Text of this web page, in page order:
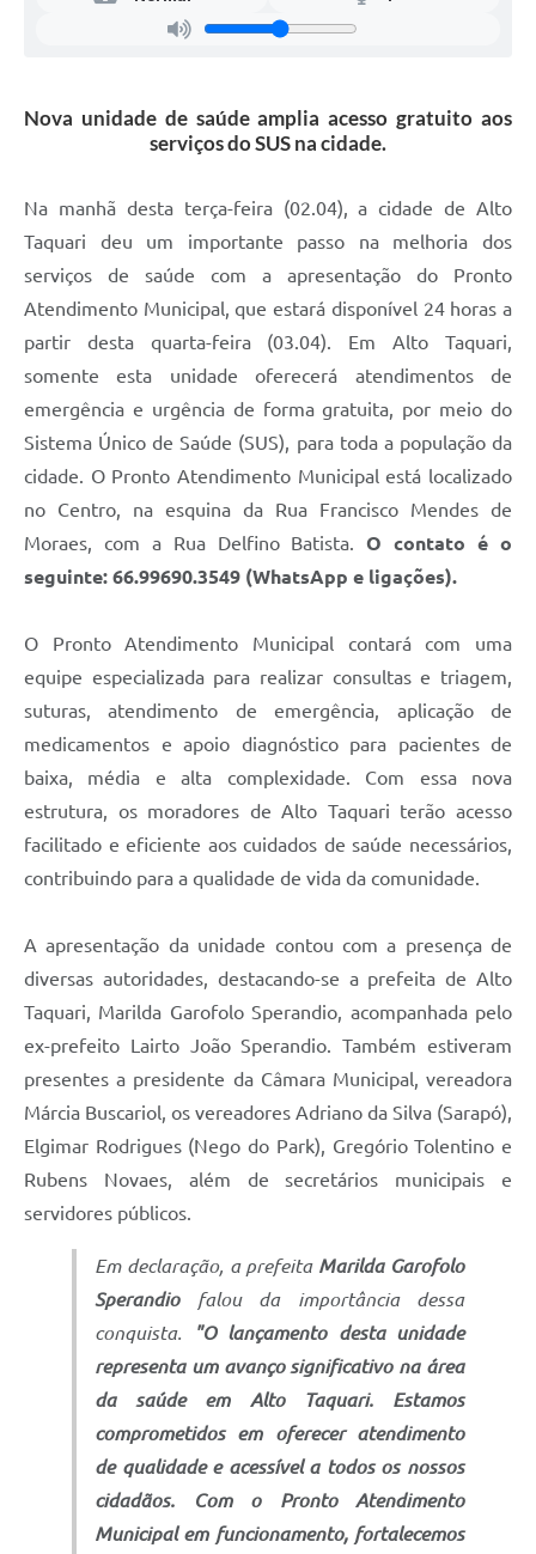
Nova unidade de saúde amplia acesso gratuito aos
serviços do SUS na cidade.
Na manhã desta terça-feira (02.04), a cidade de Alto
Taquari deu um importante passo na melhoria dos
serviços de saúde com a apresentação do Pronto
Atendimento Municipal, que estará disponível 24 horas a
partir desta quarta-feira (03.04). Em Alto Taquari,
somente esta unidade oferecerá atendimentos de
emergência e urgência de forma gratuita, por meio do
Sistema Único de Saúde (SUS), para toda a população da
cidade. O Pronto Atendimento Municipal está localizado
no Centro, na esquina da Rua Francisco Mendes de
Moraes, com a Rua Delfino Batista.O contato é o
seguinte: 66.99690.3549 (WhatsApp e ligações).
O Pronto Atendimento Municipal contará com uma
equipe especializada para realizar consultas e triagem,
suturas, atendimento de emergência, aplicação de
medicamentos e apoio diagnóstico para pacientes de
baixa, média e alta complexidade. Com essa nova
estrutura, os moradores de Alto Taquari terão acesso
facilitado e eficiente aos cuidados de saúde necessários,
contribuindo para a qualidade de vida da comunidade.
A apresentação da unidade contou com a presença de
diversas autoridades, destacando-se a prefeita de Alto
Taquari, Marilda Garofolo Sperandio, acompanhada pelo
ex-prefeito Lairto João Sperandio. Também estiveram
presentes a presidente da Câmara Municipal, vereadora
Márcia Buscariol, os vereadores Adriano da Silva (Sarapó),
Elgimar Rodrigues (Nego do Park), Gregório Tolentino e
Rubens Novaes, além de secretários municipais e
servidores públicos.
Em declaração, a prefeitaMarilda Garofolo
Sperandiofalou da importância dessa
conquista.
"O lançamento desta unidade
representa um avanço significativo na área
da saúde em Alto Taquari. Estamos
comprometidos em oferecer atendimento
de qualidade e acessível a todos os nossos
cidadãos. Com o Pronto Atendimento
Municipal em funcionamento, fortalecemos